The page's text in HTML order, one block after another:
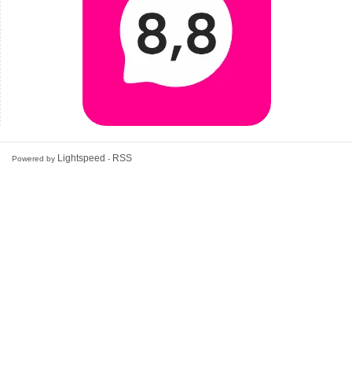
Powered by Lightspeed - RSS